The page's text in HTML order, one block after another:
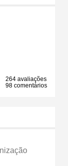
264 avaliações
98 comentários